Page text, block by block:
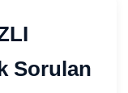
Sorulan